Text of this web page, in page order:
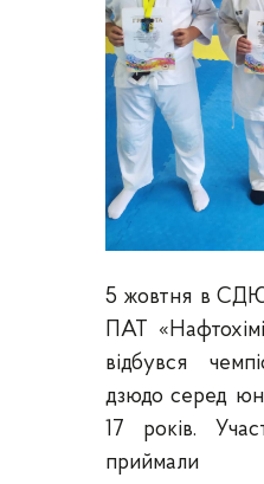
5 жовтня в
ПАТ
відбувся
дзюдо серед
17 років.
приймали